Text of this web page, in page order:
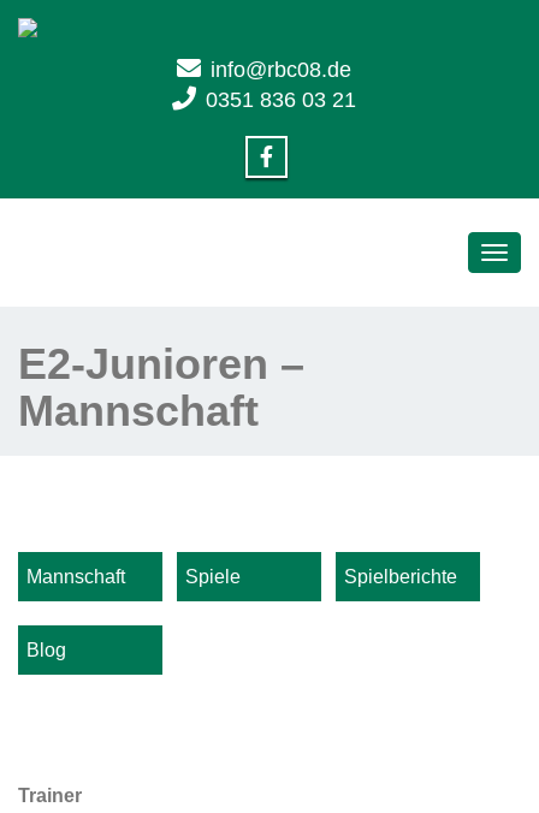
info@rbc08.de
0351 836 03 21
E2-Junioren –
Mannschaft
Mannschaft Spiele Spielberichte
Blog
Trainer